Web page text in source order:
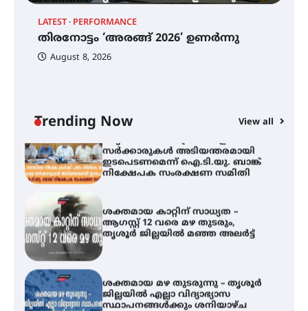
LATEST PERFORMANCE
തിരനോട്ടം ‘അരങ്ങ് 2026’ ഉണർന്നു
August 8, 2026
Trending Now View all
തിരനോട്ടം ‘അരങ്ങ് 2026’ ഉണർന്നു
ഇടപെടണമെന്ന് ഐ.ടി.യു. ബാങ്ക്
നിക്ഷേപക സംരക്ഷണ സമിതി
ശക്തമായ കാറ്റിന് സാധ്യത –
ആഗസ്റ്റ് 12 വരെ മഴ തുടരും,
ശക്തമായ മഴ തുടരുന്നു – തൃശൂർ
ജില്ലയിൽ എല്ലാ വിദ്യാഭ്യാസ